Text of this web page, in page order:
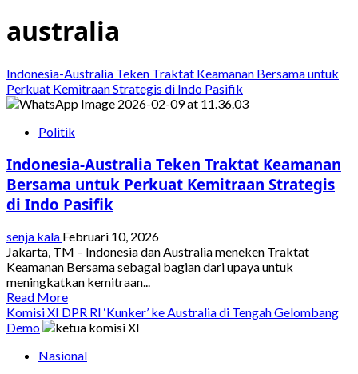
australia
Indonesia-Australia Teken Traktat Keamanan Bersama untuk
Perkuat Kemitraan Strategis di Indo Pasifik
Politik
Indonesia-Australia Teken Traktat Keamanan
Bersama untuk Perkuat Kemitraan Strategis
di Indo Pasifik
senja kala Februari 10, 2026
Jakarta, TM – Indonesia dan Australia meneken Traktat
Keamanan Bersama sebagai bagian dari upaya untuk
meningkatkan kemitraan...
Read MoreRead
more
about
Australia
Komisi XI DPR RI ‘Kunker’ ke Australia di Tengah Gelombang
Demo
Nasional